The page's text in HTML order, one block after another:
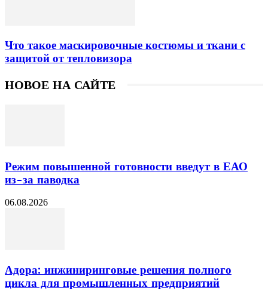
Что такое маскировочные костюмы и ткани с
защитой от тепловизора
НОВОЕ НА САЙТЕ
Режим повышенной готовности введут в ЕАО
из-за паводка
06.08.2026
Адора: инжиниринговые решения полного
цикла для промышленных предприятий